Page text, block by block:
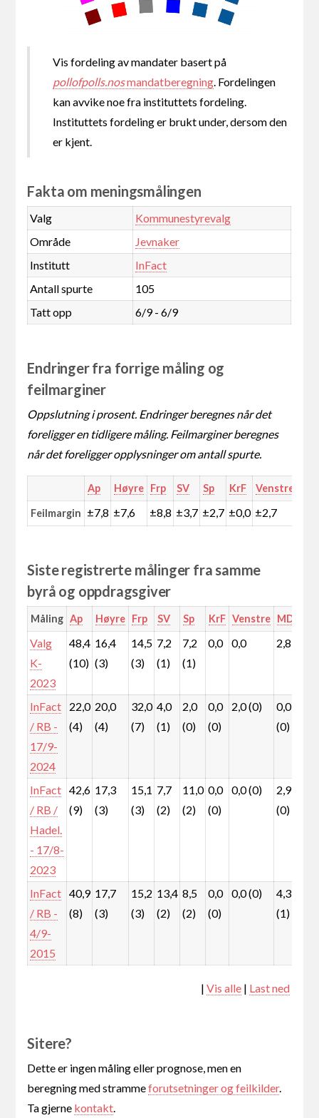
Vis fordeling av mandater basert på
pollofpolls.nosmandatberegning . Fordelingen
kan avvike noe fra instituttets fordeling.
Instituttets fordeling er brukt under, dersom den
er kjent.
Fakta om meningsmålingen
Valg
Kommunestyrevalg
Område
Jevnaker
Institutt
InFact
Antall spurte
105
Tatt opp
6/9 - 6/9
Endringer fra forrige måling og
feilmarginer
Oppslutning i prosent. Endringer beregnes når det
foreligger en tidligere måling. Feilmarginer beregnes
når det foreligger opplysninger om antall spurte.
Ap Høyre Frp SV Sp KrF Venstre
Feilmargin ±7,8 ±7,6 ±8,8 ±3,7 ±2,7 ±0,0 ±2,7
Siste registrerte målinger fra samme
byrå og oppdragsgiver
Måling Ap Høyre Frp SV Sp KrF Venstre MDG
Valg
K-
2023
48,4
(10)
16,4
(3)
14,5
(3)
7,2
(1)
7,2
(1)
0,0 0,0 2,8
InFact
/ RB -
17/9-
2024
22,0
(4)
20,0
(4)
32,0
(7)
4,0
(1)
2,0
(0)
0,0
(0)
2,0 (0)
0,0
(0)
InFact
/ RB /
Hadel.
- 17/8-
2023
42,6
(9)
17,3
(3)
15,1
(3)
7,7
(2)
11,0
(2)
0,0
(0)
0,0 (0)
2,9
(0)
InFact
/ RB -
4/9-
2015
40,9
(8)
17,7
(3)
15,2
(3)
13,4
(2)
8,5
(2)
0,0
(0)
0,0 (0)
4,3
(1)
|Vis alle | Last ned
Sitere?
Dette er ingen måling eller prognose, men en
beregning med strammeforutsetninger og feilkilder.
Ta gjerne kontakt